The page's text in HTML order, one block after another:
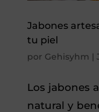
Jabones
tu piel
por Gehisyhm |
Los jabones
natural y